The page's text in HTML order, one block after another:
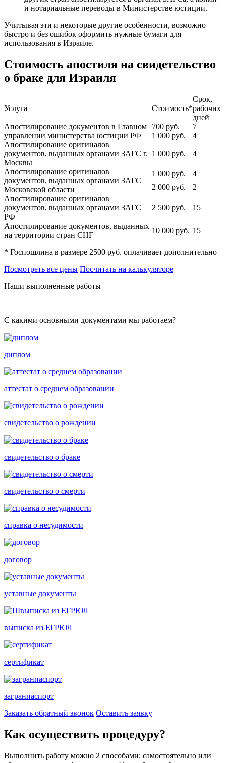
и нотариальные переводы в Министерстве юстиции.
Учитывая эти и некоторые другие особенности, возможно
быстро и без ошибок оформить нужные бумаги для
использования в Израиле.
Стоимость апостиля на свидетельство
о браке для Израиля
Услуга Стоимость*
Срок,
рабочих
дней
Апостилирование документов в Главном
управлении министерства юстиции РФ
700 руб.
7
1 000 руб.
4
Апостилирование оригиналов
документов, выданных органами ЗАГС г.
Москвы
1 000 руб. 4
Апостилирование оригиналов
документов, выданных органами ЗАГС
Московской области
1 000 руб.
4
2 000 руб.
2
Апостилирование оригиналов
документов, выданных органами ЗАГС
РФ
2 500 руб. 15
Апостилирование документов, выданных
на территории стран СНГ
10 000 руб. 15
* Госпошлина в размере 2500 руб. оплачивает дополнительно
Посмотреть все цены Посчитать на калькуляторе
Наши выполненные работы
С какими основными документами мы работаем?
диплом
аттестат о среднем образовании
свидетельство о рождении
свидетельство о браке
свидетельство о смерти
справка о несудимости
договор
уставные документы
выписка из ЕГРЮЛ
сертификат
загранпаспорт
Заказать обратный звонок Оставить заявку
Как осуществить процедуру?
Выполнить работу можно 2 способами: самостоятельно или